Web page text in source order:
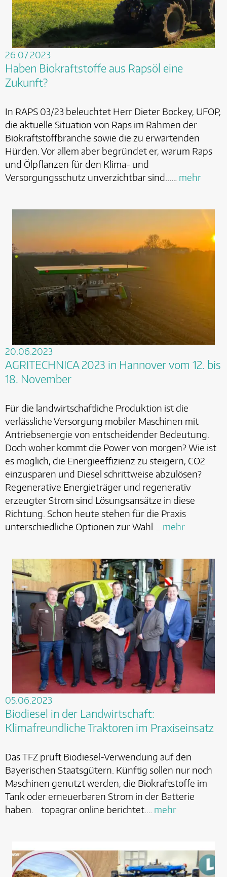
26.07.2023
Haben Biokraftstoffe aus Rapsöl eine
Zukunft?
In RAPS 03/23 beleuchtet Herr Dieter Bockey, UFOP,
die aktuelle Situation von Raps im Rahmen der
Biokraftstoffbranche sowie die zu erwartenden
Hürden. Vor allem aber begründet er, warum Raps
und Ölpflanzen für den Klima- und
Versorgungsschutz unverzichtbar sind...… mehr
20.06.2023
AGRITECHNICA 2023 in Hannover vom 12. bis
18. November
Für die landwirtschaftliche Produktion ist die
verlässliche Versorgung mobiler Maschinen mit
Antriebsenergie von entscheidender Bedeutung.
Doch woher kommt die Power von morgen? Wie ist
es möglich, die Energieeffizienz zu steigern, CO2
einzusparen und Diesel schrittweise abzulösen?
Regenerative Energieträger und regenerativ
erzeugter Strom sind Lösungsansätze in diese
Richtung. Schon heute stehen für die Praxis
unterschiedliche Optionen zur Wahl.… mehr
05.06.2023
Biodiesel in der Landwirtschaft:
Klimafreundliche Traktoren im Praxiseinsatz
Das TFZ prüft Biodiesel-Verwendung auf den
Bayerischen Staatsgütern. Künftig sollen nur noch
Maschinen genutzt werden, die Biokraftstoffe im
Tank oder erneuerbaren Strom in der Batterie
haben. topagrar online berichtet.… mehr